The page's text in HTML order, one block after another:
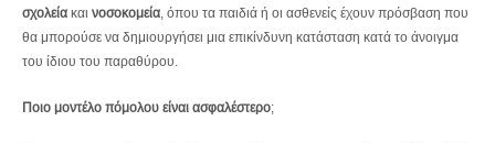
σχολεία και νοσοκομεία , όπου τα παιδιά ή οι ασθενείς έχουν πρόσβαση που
θα μπορούσε να δημιουργήσει μια επικίνδυνη κατάσταση κατά το άνοιγμα
του ίδιου του παραθύρου.
Ποιο μοντέλο πόμολου είναι ασφαλέστερο;